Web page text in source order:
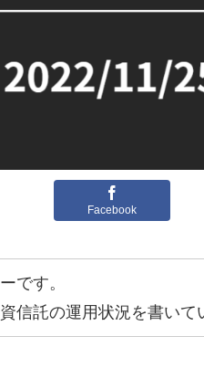
Facebook
です。
信託の運用状況を書いて